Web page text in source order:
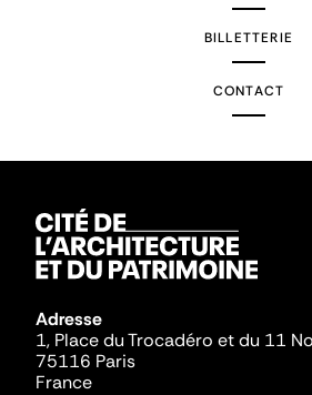
BILLETTERIE
CONTACT
Adresse
1, Place du Trocadéro et du 11
75116 Paris
France